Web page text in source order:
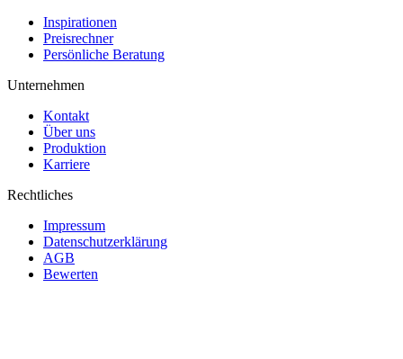
Inspirationen
Preisrechner
Persönliche Beratung
Unternehmen
Kontakt
Über uns
Produktion
Karriere
Rechtliches
Impressum
Datenschutzerklärung
AGB
Bewerten